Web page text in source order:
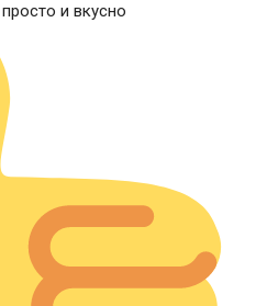
и вкусно